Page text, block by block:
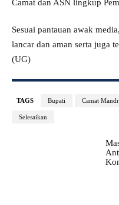
Camat dan ASN lingkup
Sesuai pantauan awak
lancar dan aman serta juga
(UG)
TAGS Bupati Camat
Selesaikan